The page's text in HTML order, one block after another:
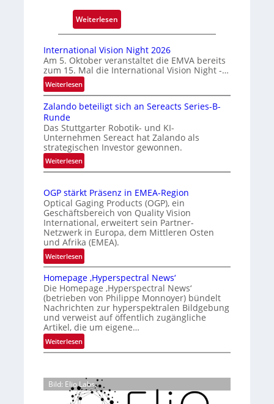
k
m
r
k
n
e
r
k
e
n
n
g
Weiterlesen:
A
t
o
a
t
s
i
r
e
K
o
n
o
l
l
e
International Vision Night 2026
Am 5. Oktober veranstaltet die EMVA bereits
zum 15. Mal die International Vision Night -…
Weiterlesen:
I
n
e
r
n
a
o
n
a
l
V
i
s
i
o
n
N
i
g
h
0
2
Zalando beteiligt sich an Sereacts Series-B-
Runde
Das Stuttgarter Robotik- und KI-
Unternehmen Sereact hat Zalando als
strategischen Investor gewonnen.
Weiterlesen:
Z
l
a
n
d
o
b
e
t
e
i
l
i
g
t
c
h
OGP stärkt Präsenz in EMEA-Region
Optical Gaging Products (OGP), ein
Geschäftsbereich von Quality Vision
International, erweitert sein Partner-
Netzwerk in Europa, dem Mittleren Osten
und Afrika (EMEA).
Weiterlesen:
O
G
P
s
t
ä
r
k
r
ä
Homepage ‚Hyperspectral News‘
Die Homepage ‚Hyperspectral News‘
(betrieben von Philippe Monnoyer) bündelt
Nachrichten zur hyperspektralen Bildgebung
und verweist auf öffentlich zugängliche
Artikel, die um eigene…
Weiterlesen:
H
m
e
p
Bild: Elio Labs.